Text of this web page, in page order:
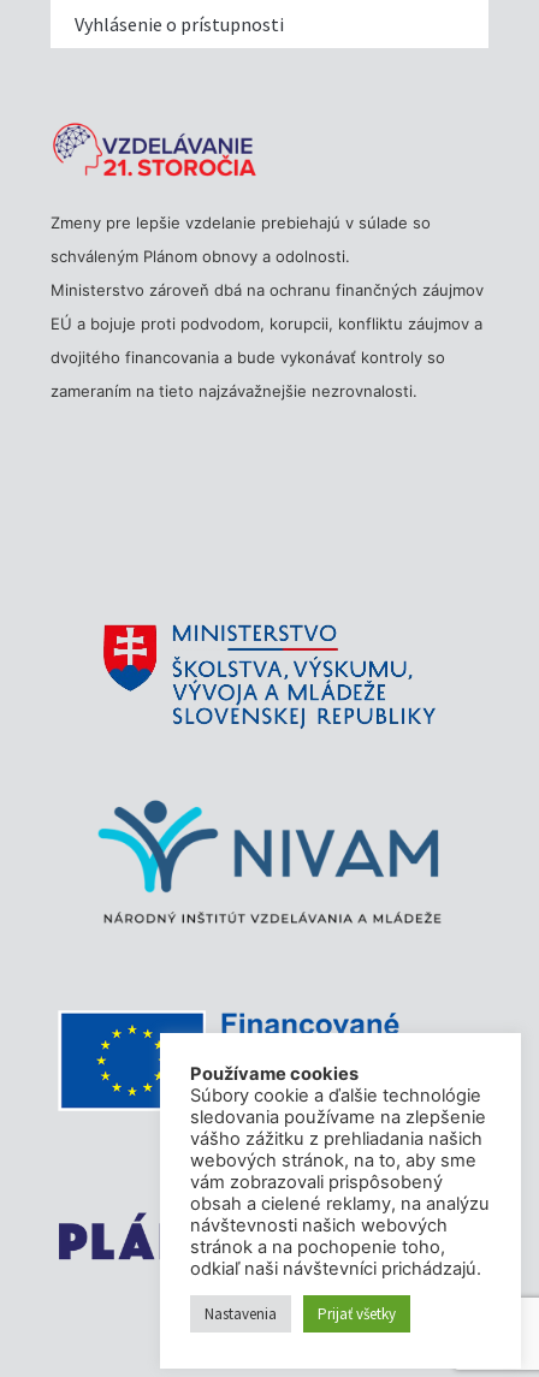
Vyhlásenie o prístupnosti
Zmeny pre lepšie vzdelanie prebiehajú v súlade so
schváleným Plánom obnovy a odolnosti.
Ministerstvo zároveň dbá na ochranu finančných záujmov
EÚ a bojuje proti podvodom, korupcii, konfliktu záujmov a
dvojitého financovania a bude vykonávať kontroly so
zameraním na tieto najzávažnejšie nezrovnalosti.
Používame cookies
Súbory cookie a ďalšie technológie
sledovania používame na zlepšenie
vášho zážitku z prehliadania našich
webových stránok, na to, aby sme
vám zobrazovali prispôsobený
obsah a cielené reklamy, na analýzu
návštevnosti našich webových
stránok a na pochopenie toho,
odkiaľ naši návštevníci prichádzajú.
Nastavenia Prijať všetky